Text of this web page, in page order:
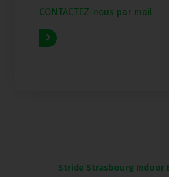
CONTACTEZ-nous par mail
Read More
Stride Strasbourg Indoor